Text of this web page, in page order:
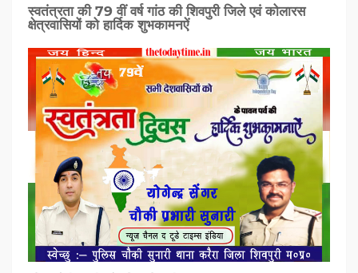
स्वतंत्रता की 79 वीं वर्ष गांठ की शिवपुरी जिले एवं कोलारस
क्षेत्रवासियों को हार्दिक शुभकामनऐं